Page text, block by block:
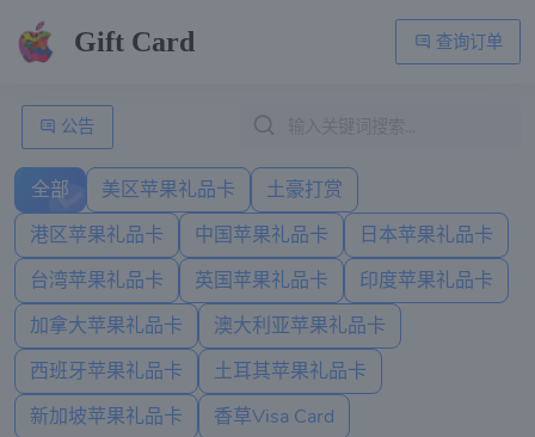
Gift Card 查询订单
公告
全部 美区苹果礼品卡
土豪打赏
港区苹果礼品卡
中国苹果礼品卡
日本苹果礼品卡
台湾苹果礼品卡
英国苹果礼品卡
印度苹果礼品卡
加拿大苹果礼品卡
澳大利亚苹果礼品卡
西班牙苹果礼品卡
土耳其苹果礼品卡
新加坡苹果礼品卡
香草Visa Card